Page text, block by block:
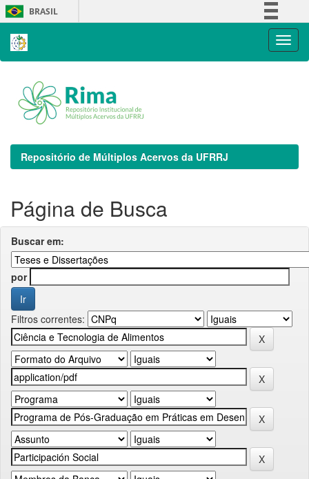
Skip
navigation
BRASIL
Repositório de Múltiplos Acervos da UFRRJ
Página de Busca
Buscar em:
por
Filtros correntes: